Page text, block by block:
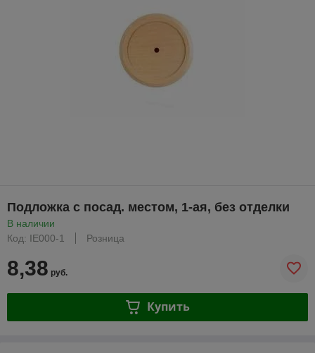
Подложка с посад. местом, 1-ая, без отделки
В наличии
Код: IE000-1
Розница
8,38 руб.
Купить